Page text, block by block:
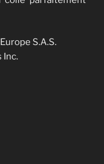
S.A.S.
Inc.